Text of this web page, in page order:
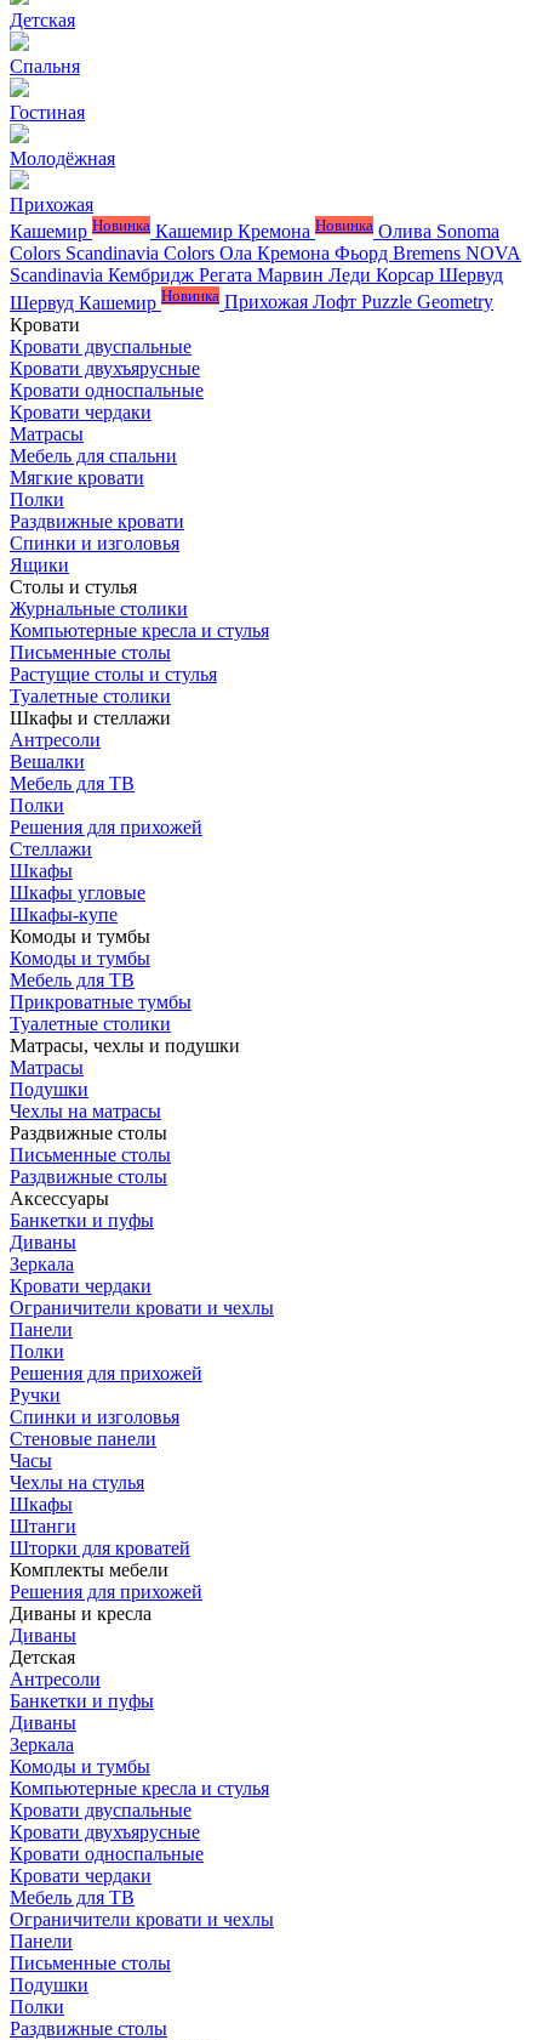
Детская
Спальня
Гостиная
Молодёжная
Прихожая
Кашемир Новинка Кашемир Кремона Новинка Олива Sonoma
Colors Scandinavia Colors Ола Кремона Фьорд Bremens NOVA
Scandinavia Кембридж Регата Марвин Леди Корсар Шервуд
Шервуд Кашемир Новинка Прихожая Лофт Puzzle Geometry
Кровати
Кровати двуспальные
Кровати двухъярусные
Кровати односпальные
Кровати чердаки
Матрасы
Мебель для спальни
Мягкие кровати
Полки
Раздвижные кровати
Спинки и изголовья
Ящики
Столы и стулья
Журнальные столики
Компьютерные кресла и стулья
Письменные столы
Растущие столы и стулья
Туалетные столики
Шкафы и стеллажи
Антресоли
Вешалки
Мебель для ТВ
Полки
Решения для прихожей
Стеллажи
Шкафы
Шкафы угловые
Шкафы-купе
Комоды и тумбы
Комоды и тумбы
Мебель для ТВ
Прикроватные тумбы
Туалетные столики
Матрасы, чехлы и подушки
Матрасы
Подушки
Чехлы на матрасы
Раздвижные столы
Письменные столы
Раздвижные столы
Аксессуары
Банкетки и пуфы
Диваны
Зеркала
Кровати чердаки
Ограничители кровати и чехлы
Панели
Полки
Решения для прихожей
Ручки
Спинки и изголовья
Стеновые панели
Часы
Чехлы на стулья
Шкафы
Штанги
Шторки для кроватей
Комплекты мебели
Решения для прихожей
Диваны и кресла
Диваны
Детская
Антресоли
Банкетки и пуфы
Диваны
Зеркала
Комоды и тумбы
Компьютерные кресла и стулья
Кровати двуспальные
Кровати двухъярусные
Кровати односпальные
Кровати чердаки
Мебель для ТВ
Ограничители кровати и чехлы
Панели
Письменные столы
Подушки
Полки
Раздвижные столы